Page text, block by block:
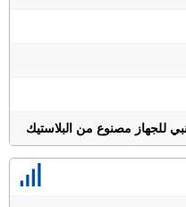
للجهاز مصنوع من البلاستيك